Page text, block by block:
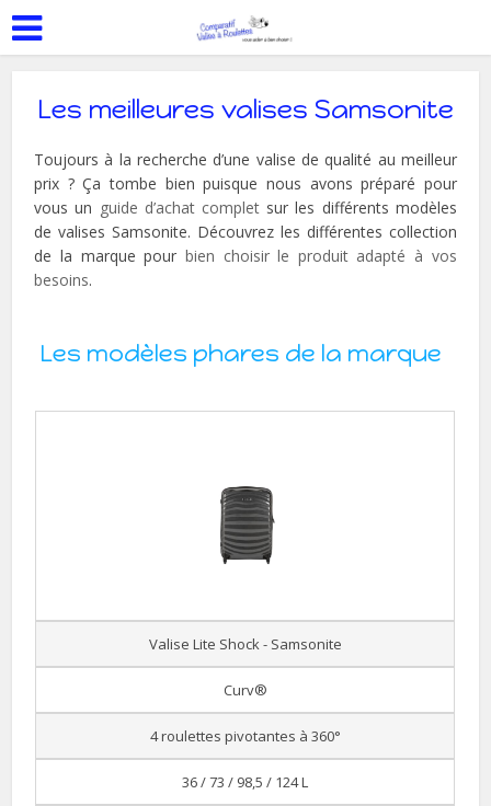
Les meilleures valises Samsonite
Toujours à la recherche d’une valise de qualité au meilleur
prix ? Ça tombe bien puisque nous avons préparé pour
vous un guide d’achat complet sur les différents modèles
de valises Samsonite. Découvrez les différentes collection
de la marque pour bien choisir le produit adapté à vos
besoins.
Les modèles phares de la marque
Valise Lite Shock - Samsonite
Curv®
4 roulettes pivotantes à 360°
36 / 73 / 98,5 / 124 L